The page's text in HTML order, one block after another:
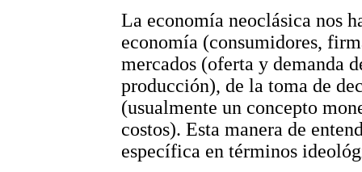
La economía neoclásica nos
economía (consumidores,
mercados (oferta y demanda
producción), de la toma de
(usualmente un concepto
costos). Esta manera de
específica en términos